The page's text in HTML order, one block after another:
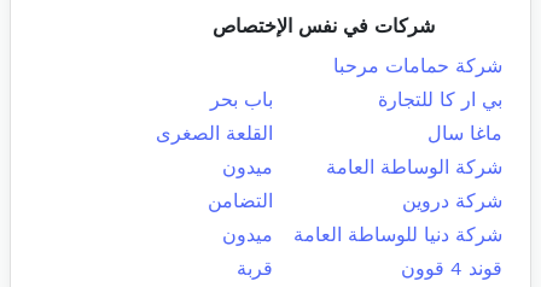
شركات في نفس الإختصاص
شركة حمامات مرحبا
بي ار كا للتجارة
باب بحر
ماغا سال
القلعة الصغرى
شركة الوساطة العامة
ميدون
شركة دروين
التضامن
شركة دنيا للوساطة العامة
ميدون
قوند 4 قوون
قربة